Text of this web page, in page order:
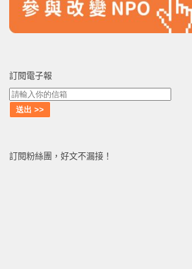
訂閱電子報
訂閱粉絲團，好文不漏接！